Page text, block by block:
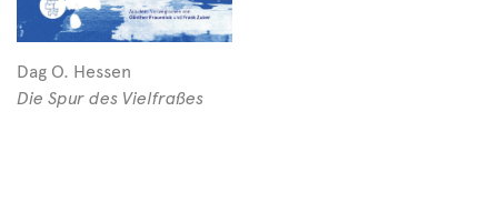
Dag O. Hessen
Die Spur des Vielfraßes